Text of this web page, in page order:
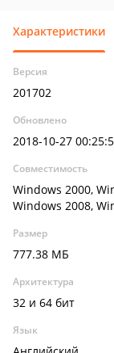
Характеристики
Версия
201702
Обновлено
2018-10-27
Совместимость
Windows 2000,
Windows 2008,
Размер
777.38 МБ
Архитектура
32 и 64 бит
Язык